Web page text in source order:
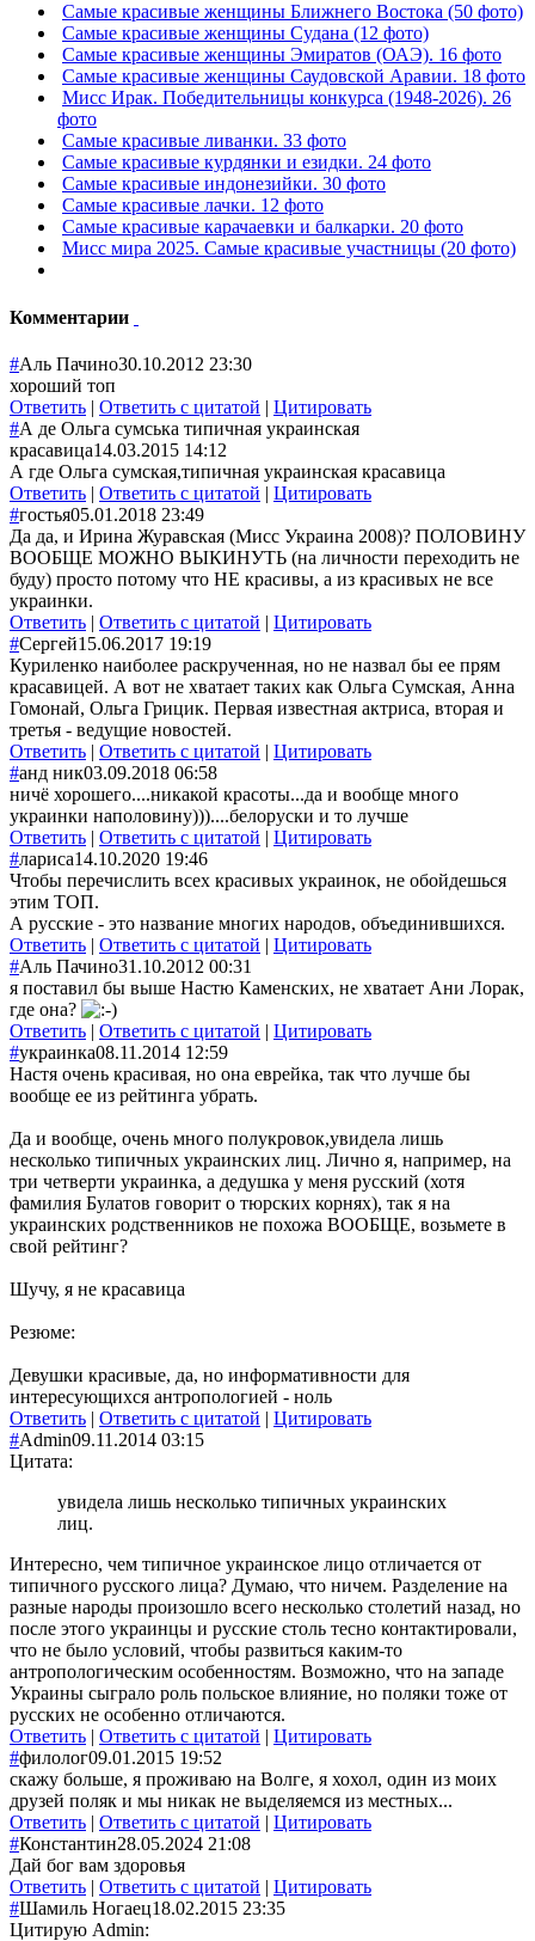
Самые красивые женщины Ближнего Востока (50 фото)
Самые красивые женщины Судана (12 фото)
Самые красивые женщины Эмиратов (ОАЭ). 16 фото
Самые красивые женщины Саудовской Аравии. 18 фото
Мисс Ирак. Победительницы конкурса (1948-2026). 26
фото
Самые красивые ливанки. 33 фото
Самые красивые курдянки и езидки. 24 фото
Самые красивые индонезийки. 30 фото
Самые красивые лачки. 12 фото
Самые красивые карачаевки и балкарки. 20 фото
Мисс мира 2025. Самые красивые участницы (20 фото)
Комментарии
#Аль Пачино30.10.2012 23:30
хороший топ
Ответить | Ответить с цитатой | Цитировать
#А де Ольга сумська типичная украинская
красавица14.03.2015 14:12
А где Ольга сумская,типичная украинская красавица
Ответить | Ответить с цитатой | Цитировать
#гостья05.01.2018 23:49
Да да, и Ирина Журавская (Мисс Украина 2008)? ПОЛОВИНУ
ВООБЩЕ МОЖНО ВЫКИНУТЬ (на личности переходить не
буду) просто потому что НЕ красивы, а из красивых не все
украинки.
Ответить | Ответить с цитатой | Цитировать
#Сергей15.06.2017 19:19
Куриленко наиболее раскрученная, но не назвал бы ее прям
красавицей. А вот не хватает таких как Ольга Сумская, Анна
Гомонай, Ольга Грицик. Первая известная актриса, вторая и
третья - ведущие новостей.
Ответить | Ответить с цитатой | Цитировать
#анд ник03.09.2018 06:58
ничё хорошего....никакой красоты...да и вообще много
украинки наполовину)))....белоруски и то лучше
Ответить | Ответить с цитатой | Цитировать
#лариса14.10.2020 19:46
Чтобы перечислить всех красивых украинок, не обойдешься
этим ТОП.
А русские - это название многих народов, объединившихся.
Ответить | Ответить с цитатой | Цитировать
#Аль Пачино31.10.2012 00:31
я поставил бы выше Настю Каменских, не хватает Ани Лорак,
где она?
Ответить | Ответить с цитатой | Цитировать
#украинка08.11.2014 12:59
Настя очень красивая, но она еврейка, так что лучше бы
вообще ее из рейтинга убрать.
Да и вообще, очень много полукровок,увидела лишь
несколько типичных украинских лиц. Лично я, например, на
три четверти украинка, а дедушка у меня русский (хотя
фамилия Булатов говорит о тюрских корнях), так я на
украинских родственников не похожа ВООБЩЕ, возьмете в
свой рейтинг?
Шучу, я не красавица
Резюме:
Девушки красивые, да, но информативности для
интересующихся антропологией - ноль
Ответить | Ответить с цитатой | Цитировать
#Admin09.11.2014 03:15
Цитата:
увидела лишь несколько типичных украинских
лиц.
Интересно, чем типичное украинское лицо отличается от
типичного русского лица? Думаю, что ничем. Разделение на
разные народы произошло всего несколько столетий назад, но
после этого украинцы и русские столь тесно контактировали,
что не было условий, чтобы развиться каким-то
антропологическим особенностям. Возможно, что на западе
Украины сыграло роль польское влияние, но поляки тоже от
русских не особенно отличаются.
Ответить | Ответить с цитатой | Цитировать
#филолог09.01.2015 19:52
скажу больше, я проживаю на Волге, я хохол, один из моих
друзей поляк и мы никак не выделяемся из местных...
Ответить | Ответить с цитатой | Цитировать
#Константин28.05.2024 21:08
Дай бог вам здоровья
Ответить | Ответить с цитатой | Цитировать
#Шамиль Ногаец18.02.2015 23:35
Цитирую Admin: